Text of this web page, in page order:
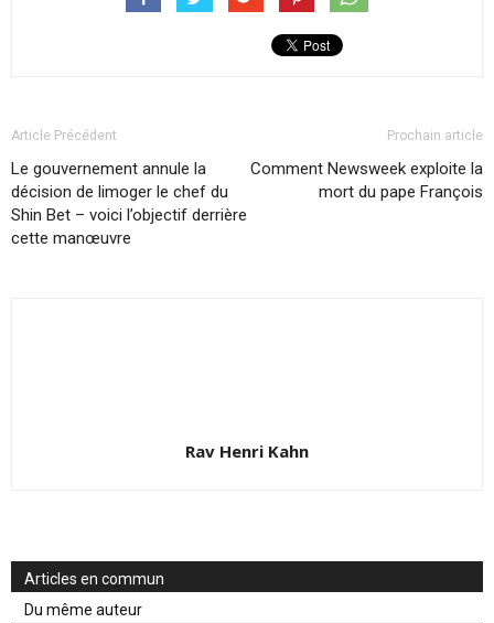
Article Précédent
Le gouvernement annule la
décision de limoger le chef du
Shin Bet – voici l’objectif derrière
cette manœuvre
Prochain article
Comment Newsweek exploite la
mort du pape François
Rav Henri Kahn
Articles en commun
Du même auteur